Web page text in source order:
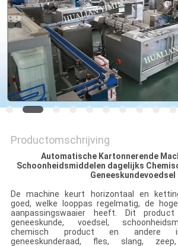
Productomschrijving
Automatische Kartonnerende
Schoonheidsmiddelen dagelijks
Geneeskundevoedsel
De machine keurt horizontaal en
goed, welke looppas regelmatig, de
aanpassingswaaier heeft. Dit
geneeskunde, voedsel,
chemisch product en andere
geneeskunderaad, fles, slang,